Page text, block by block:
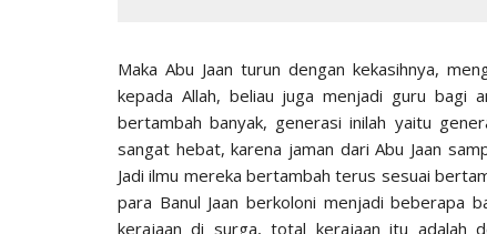
Maka Abu Jaan turun dengan kekasihnya,
kepada Allah, beliau juga menjadi guru bagi
bertambah banyak, generasi inilah yaitu
sangat hebat, karena jaman dari Abu Jaan
Jadi ilmu mereka bertambah terus sesuai
para Banul Jaan berkoloni menjadi beberapa
kerajaan di surga, total kerajaan itu adalah